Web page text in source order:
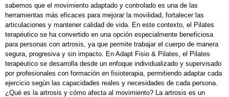
sabemos que el movimiento adaptado y controlado es una de las
herramientas más eficaces para mejorar la movilidad, fortalecer las
articulaciones y mantener calidad de vida. En este contexto, el Pilates
terapéutico se ha convertido en una opción especialmente beneficiosa
para personas con artrosis, ya que permite trabajar el cuerpo de manera
segura, progresiva y sin impacto. En Adapt Fisio & Pilates, el Pilates
terapéutico se desarrolla desde un enfoque individualizado y supervisado
por profesionales con formación en fisioterapia, permitiendo adaptar cada
ejercicio según las capacidades reales y necesidades de cada persona.
¿Qué es la artrosis y cómo afecta al movimiento? La artrosis es un